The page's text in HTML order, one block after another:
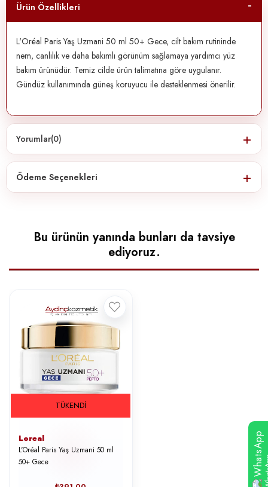
Ürün Özellikleri
L'Oréal Paris Yaş Uzmani 50 ml 50+ Gece, cilt bakım rutininde
nem, canlılık ve daha bakımlı görünüm sağlamaya yardımcı yüz
bakım ürünüdür. Temiz cilde ürün talimatına göre uygulanır.
Gündüz kullanımında güneş koruyucu ile desteklenmesi önerilir.
Yorumlar(0)
Ödeme Seçenekleri
Bu ürünün yanında bunları da tavsiye
ediyoruz.
TÜKENDI
Loreal
L'Oréal Paris Yaş Uzmani 50 ml
50+ Gece
WhatsApp